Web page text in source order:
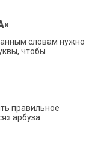
словам нужно
чтобы
правильное
арбуза.